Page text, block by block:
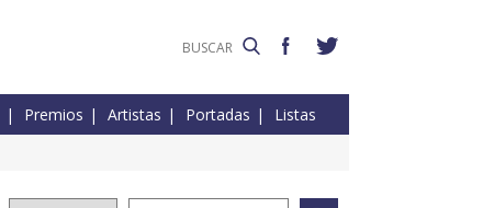
Premios Artistas Portadas Listas